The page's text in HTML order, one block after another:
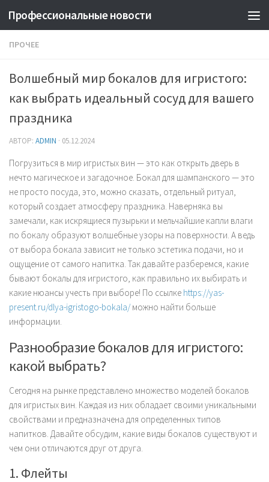
Профессиональные новости
ПРОЧЕЕ
Волшебный мир бокалов для игристого:
как выбрать идеальный сосуд для вашего
праздника
АВТОР: ADMIN · 05.12.2024
Погрузиться в мир игристых вин — это как открыть дверь в
нечто магическое и загадочное. Бокал для шампанского — это
не просто посуда, это, можно сказать, отдельный ритуал,
который создает атмосферу праздника. Наверняка вы
замечали, как искрящиеся пузырьки и мельчайшие капли влаги
по бокалу образуют волшебные узоры на поверхности. А ведь
от выбора бокала зависит не только эстетика подачи, но и
ощущение от самого напитка. Так давайте разберемся, какие
бывают бокалы для игристого, как правильно их выбирать и
какие нюансы учесть при выборе! По ссылке https://yas-
present.ru/dlya-igristogo-bokala/ можно найти больше
информации.
Разнообразие бокалов для игристого:
какой выбрать?
Сегодня на рынке представлено множество моделей бокалов
для игристых вин. Каждая из них обладает своими уникальными
свойствами и предназначена для определенных типов
напитков. Давайте обсудим, какие виды бокалов существуют и
чем они отличаются друг от друга.
1. Флейты